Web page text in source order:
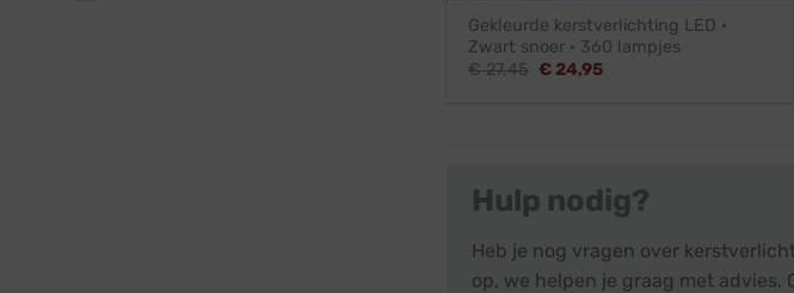
Gekleurde kerstverlichting LED ·
Zwart snoer · 360 lampjes
€27,45 Oorspronkelijke
€24,95Huidige
Hulp nodig?
Heb je nog vragen over
op, we helpen je graag met advies.